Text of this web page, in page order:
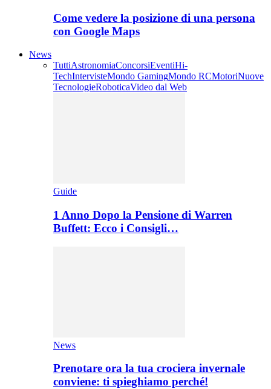
Come vedere la posizione di una persona
con Google Maps
News
TuttiAstronomiaConcorsiEventiHi-
TechIntervisteMondo GamingMondo RCMotoriNuove
TecnologieRoboticaVideo dal Web
Guide
1 Anno Dopo la Pensione di Warren
Buffett: Ecco i Consigli…
News
Prenotare ora la tua crociera invernale
conviene: ti spieghiamo perché!